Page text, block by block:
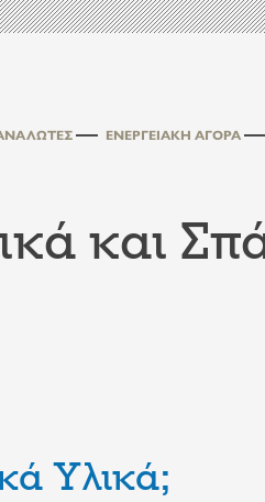
ΕΝΕΡΓΕΙΑΚΉ ΑΓΟΡΆ
και
Υλικά;